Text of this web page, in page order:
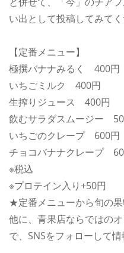
い出として投稿してみてく
【定番メニュー】
極撰バナナみるく 400円
いちごミルク 400円
生搾りジュース 400円
飲むサラダスムージー
いちごのクレープ 600円
チョコバナナクレープ
※税込
※プロテイン入り+50円
★定番メニューから旬の
他に、青果店ならではの
で、SNSをフォローして情